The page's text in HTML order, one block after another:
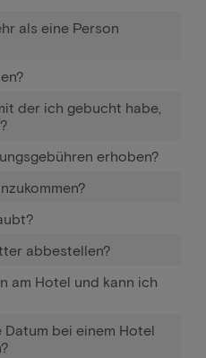
als eine Person
der ich gebucht habe,
erhoben?
abbestellen?
am Hotel und kann ich
bei einem Hotel